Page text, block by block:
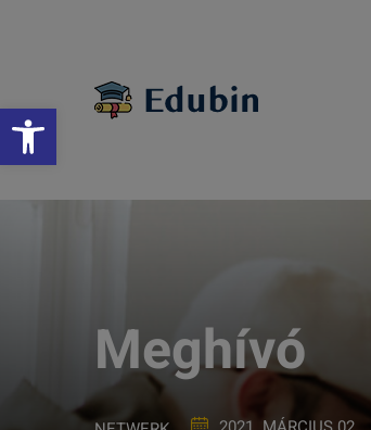
Eszköztár megnyitása
Meghívó